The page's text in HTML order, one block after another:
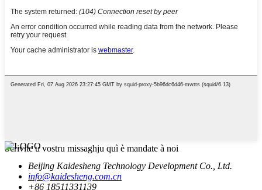
Scrivite u vostru missaghju quì è mandate à noi
Beijing Kaidesheng Technology Development Co., Ltd.
info@kaidesheng.com.cn
+86 18511331139